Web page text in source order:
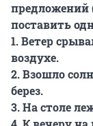
предложений
поставить
1. Ветер
воздухе.
2. Взошло
берез.
3. На столе